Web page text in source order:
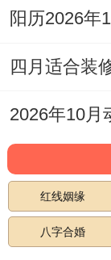
婚，祭祀、
基，竖柱、
忌开市、破
11月3日（
一天的吉日
日）,九星位
红线姻缘
八字合婚